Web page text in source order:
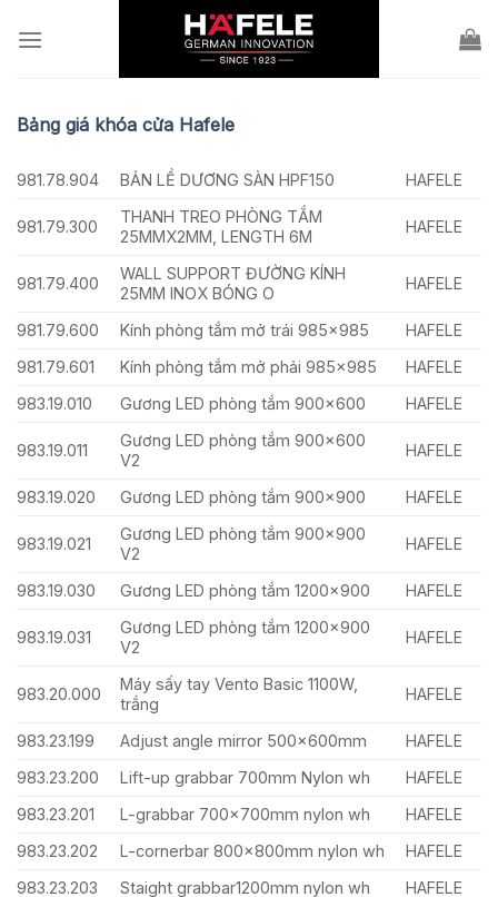
Bảng giá khóa cửa Hafele
981.78.904 BẢN LỀ DƯƠNG SÀN HPF150 HAFELE
981.79.300
THANH TREO PHÒNG TẮM
25MMX2MM, LENGTH 6M
HAFELE
981.79.400
WALL SUPPORT ĐƯỜNG KÍNH
25MM INOX BÓNG O
HAFELE
981.79.600 Kính phòng tắm mở trái 985×985
HAFELE
981.79.601
Kính phòng tắm mở phải 985×985
HAFELE
983.19.010
Gương LED phòng tắm 900×600 HAFELE
983.19.011
Gương LED phòng tắm 900×600
V2
HAFELE
983.19.020 Gương LED phòng tắm 900×900 HAFELE
983.19.021
Gương LED phòng tắm 900×900
V2
HAFELE
983.19.030 Gương LED phòng tắm 1200×900 HAFELE
983.19.031
Gương LED phòng tắm 1200×900
V2
HAFELE
983.20.000
Máy sấy tay Vento Basic 1100W,
trắng
HAFELE
983.23.199 Adjust angle mirror 500x600mm
HAFELE
983.23.200
Lift-up grabbar 700mm Nylon wh
HAFELE
983.23.201
L-grabbar 700x700mm nylon wh
HAFELE
983.23.202
L-cornerbar 800x800mm nylon wh
HAFELE
983.23.203
Staight grabbar1200mm nylon wh
HAFELE